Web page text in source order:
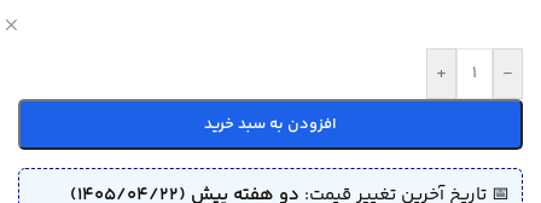
-
+
افزودن به سبد خرید
📅 تاریخ آخرین تغییر قیمت: دو هفته پیش (1405/04/22)